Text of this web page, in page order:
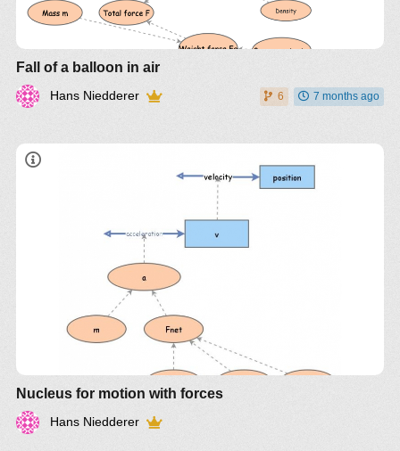
Fall of a balloon in air
Hans Niedderer 6 7 months ago
Nucleus for motion with forces
Hans Niedderer